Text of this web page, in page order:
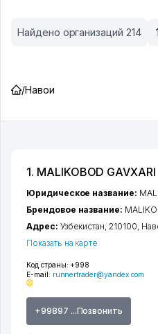
Найдено организаций 214
/Навои
1. MALIKOBOD GAVXARI
Код страны: +998
E-mail: runnertrader@yandex.com
+99897 ...Позвонить
Юридическое название:
Брендовое название:
Адрес: Узбекистан, 210100,
Показать на карте